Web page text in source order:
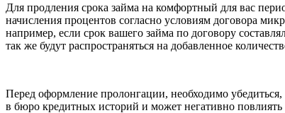
Для продления срока займа на комфортный для вас
начисления процентов согласно условиям договора
например, если срок вашего займа по договору
так же будут распространяться на добавленное
Перед оформление пролонгации, необходимо
в бюро кредитных историй и может негативно